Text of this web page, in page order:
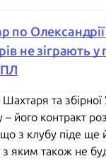
по
не зіграють
та збірної
– його контракт
що з клубу піде ще
з яким також не